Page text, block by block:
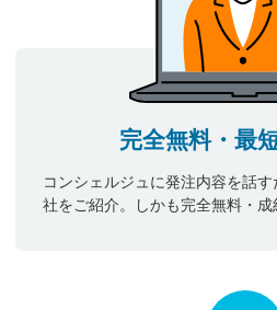
完全無料・最
コンシェルジュに発注内容を話
社をご紹介。しかも完全無料・成